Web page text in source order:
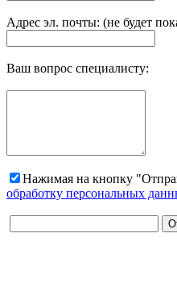
Адрес эл. почты: (не будет
Ваш вопрос специалисту:
Нажимая на кнопку
обработку персональных